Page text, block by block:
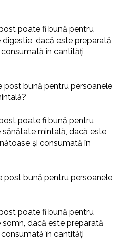
poate fi bună pentru
dacă este preparată
în cantități
post bună pentru persoanele
poate fi bună pentru
mintală, dacă este
și consumată în
post bună pentru persoanele
poate fi bună pentru
dacă este preparată
în cantități